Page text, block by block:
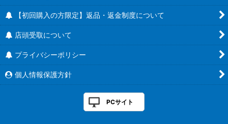
【初回購入の方限定】返品・返金制度について
店頭受取について
プライバシーポリシー
個人情報保護方針
PCサイト